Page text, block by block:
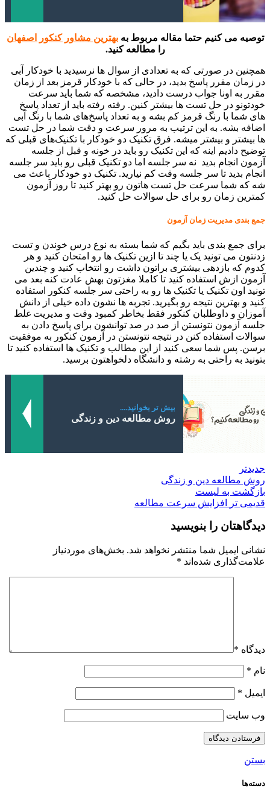
توصیه می کنیم حتما مقاله مربوط بهبهترین مشاور کنکور اصفهان
را مطالعه کنید.
همچنین در صورتی که به تعدادی از سوال ها نرسیدید با خودکار آبی
در زمان مقرر پاسخ بدید، در حالی که با خودکار قرمز بعد از زمان
مقرر به اونا جواب درست دادید، مشخصه که شما باید سرعت
خودتونو در حل تست ها بیشتر کنین. رفته رفته باید از تعداد پاسخ
های شما با رنگ قرمز کم بشه و به تعداد پاسخ‌های شما با رنگ آبی
اضافه بشه. به این ترتیب به مرور سرعت و دقت شما در حل تست
ها بیشتر و بیشتر میشه. فرق تکنیک دو خودکار با تکنیک‌های قبلی که
توضیح دادیم اینه که این تکنیک رو باید در خونه و قبل از جلسه
آزمون انجام بدید نه سر جلسه اما دو تکنیک قبلی رو باید سر جلسه
انجام بدید تا سر جلسه وقت کم نیارید. تکنیک دو خودکار باعث می
شه که شما سرعت حل تست هاتون رو بهتر کنید تا روز آزمون
کمترین زمان رو برای حل سوالات حل کنید.
جمع بندی مدیریت زمان آزمون
برای جمع بندی باید بگیم که شما بسته به نوع درس خوندن و تست
زدنتون می تونید یک یا چند تا ازین تکنیک ها رو امتحان کنید و هر
کدوم که بازدهی بیشتری براتون داشت رو انتخاب کنید و چندین
آزمون ازش استفاده کنید تا کاملا مغزتون بهش عادت کنه بعد می
تونید اون تکنیک یا تکنیک ها رو به راحتی سر جلسه کنکور استفاده
کنید و بهترین نتیجه رو بگیرید. تجربه ها نشون داده خیلی از دانش
آموزان و داوطلبان کنکور فقط بخاطر کمبود وقت و مدیریت غلط
جلسه آزمون نتونستن از صد در صد توانشون برای پاسخ دادن به
سوالات استفاده کنن در نتیجه نتونستن در آزمون کنکور به موفقیت
برسن. پس شما سعی کنید از این مطالب و تکنیک ها استفاده کنید تا
بتونید به راحتی به رشته و دانشگاه دلخواهتون برسید.
بیش تر بخوانید....
روش مطالعه دین و زندگی
جدیدتر
روش مطالعه دین و زندگی
بازگشت به لیست
قدیمی تر
افزایش سرعت مطالعه
دیدگاهتان را بنویسید
نشانی ایمیل شما منتشر نخواهد شد. بخش‌های موردنیاز
علامت‌گذاری شده‌اند *
دیدگاه *
نام *
ایمیل *
وب‌ سایت
بستن
دسته‌ها